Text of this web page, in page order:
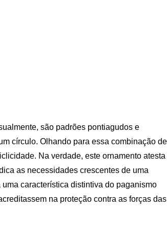
são padrões pontiagudos e
círculo. Olhando para essa combinação de
Na verdade, este ornamento atesta
as necessidades crescentes de uma
característica distintiva do paganismo
na proteção contra as forças das